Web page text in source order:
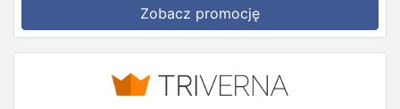
Zobacz promocję